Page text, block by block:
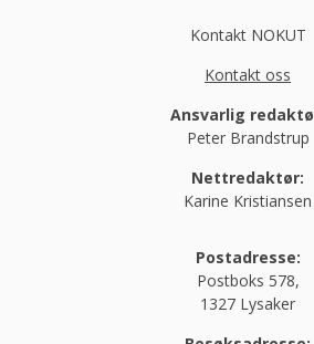
Kontakt NOKUT
Kontakt oss
Ansvarlig
Peter Brandstrup
Nettredaktør:
Karine Kristiansen
Postadresse:
Postboks 578,
1327 Lysaker